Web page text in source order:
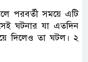
পরবর্তী সময়ে এটি
ঘটনার যা এতদিন
দিলেও তা ঘটল। ২